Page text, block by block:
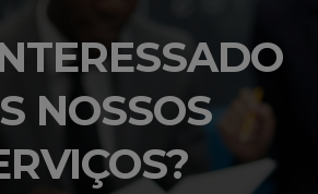
NOSSOS